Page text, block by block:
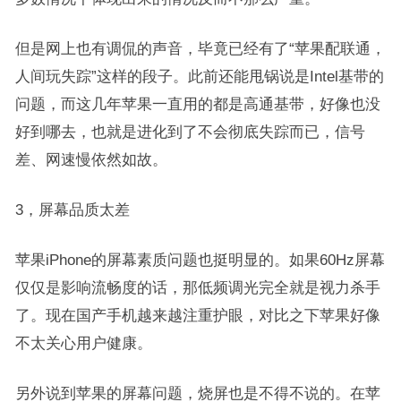
但是网上也有调侃的声音，毕竟已经有了“苹果配联通，
人间玩失踪”这样的段子。此前还能甩锅说是Intel基带的
问题，而这几年苹果一直用的都是高通基带，好像也没
好到哪去，也就是进化到了不会彻底失踪而已，信号
差、网速慢依然如故。
3，屏幕品质太差
苹果iPhone的屏幕素质问题也挺明显的。如果60Hz屏幕
仅仅是影响流畅度的话，那低频调光完全就是视力杀手
了。现在国产手机越来越注重护眼，对比之下苹果好像
不太关心用户健康。
另外说到苹果的屏幕问题，烧屏也是不得不说的。在苹